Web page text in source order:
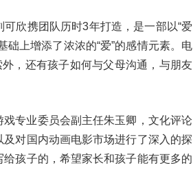
欣携团队历时3年打造，是一部以“爱
上增添了浓浓的“爱”的感情元素。电
，还有孩子如何与父母沟通，与朋友
专业委员会副主任朱玉卿，文化评论
对国内动画电影市场进行了深入的探
孩子的，希望家长和孩子能有更多的